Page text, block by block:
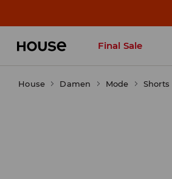
Final Sale
House Damen Mode Shorts